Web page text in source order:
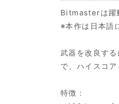
Bitmasterは躍
※本作は日本語
武器を改良す
で、ハイスコア
特徴：